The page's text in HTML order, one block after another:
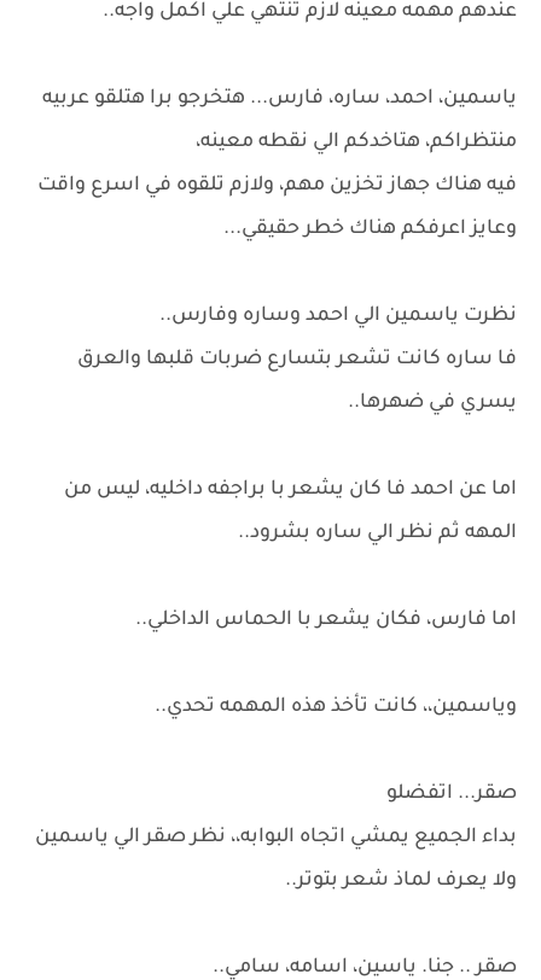
عندهم مهمه معينه لازم تنتهي علي اكمل واجه..
ياسمين، احمد، ساره، فارس... هتخرجو برا هتلقو عربيه
منتظراكم، هتاخدكم الي نقطه معينه،
فيه هناك جهاز تخزين مهم، ولازم تلقوه في اسرع واقت
وعايز اعرفكم هناك خطر حقيقي...
نظرت ياسمين الي احمد وساره وفارس..
فا ساره كانت تشعر بتسارع ضربات قلبها والعرق
يسري في ضهرها..
اما عن احمد فا كان يشعر با براجفه داخليه، ليس من
المهه ثم نظر الي ساره بشرود..
اما فارس، فكان يشعر با الحماس الداخلي..
وياسمين،، كانت تأخذ هذه المهمه تحدي..
صقر... اتفضلو
بداء الجميع يمشي اتجاه البوابه،، نظر صقر الي ياسمين
ولا يعرف لماذ شعر بتوتر..
صقر .. جنا. ياسين، اسامه، سامي..